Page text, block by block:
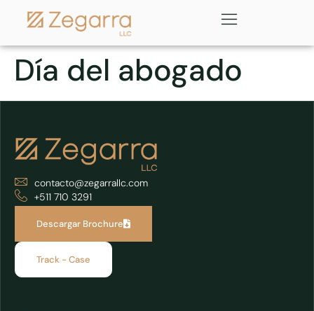
Día del abogado
contacto@zegarrallc.com
+511 710 3291
Descargar Brochure
Track - Case